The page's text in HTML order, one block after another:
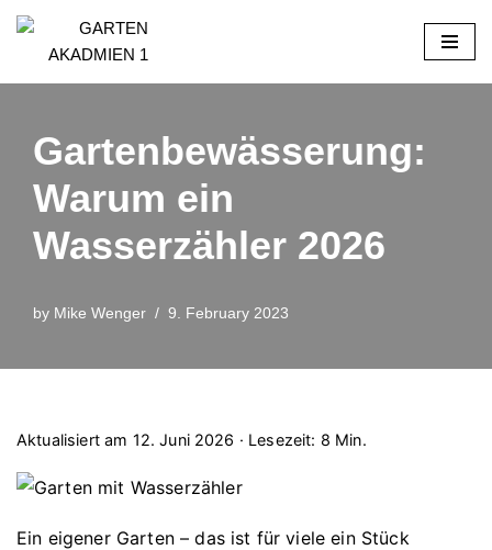
to
Gartenbewässerung:
Warum ein
Wasserzähler 2026
by Mike Wenger 9. February 2023
Aktualisiert am 12. Juni 2026 · Lesezeit: 8 Min.
Ein eigener Garten – das ist für viele ein Stück